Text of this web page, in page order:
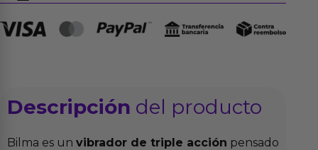
Descripción del producto
Bilma es un vibrador de triple acción pensado